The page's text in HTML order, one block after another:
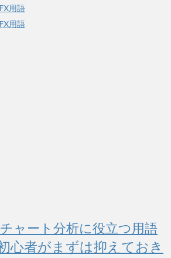
用語
用語
チャート分析に役立つ用語
心者がまずは抑えておき